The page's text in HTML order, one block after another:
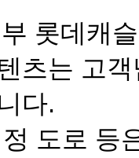
롯데캐
츠는 고
다.
도로 등